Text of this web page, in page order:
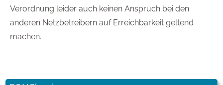
Verordnung leider auch keinen Anspruch bei den
anderen Netzbetreibern auf Erreichbarkeit geltend
machen.